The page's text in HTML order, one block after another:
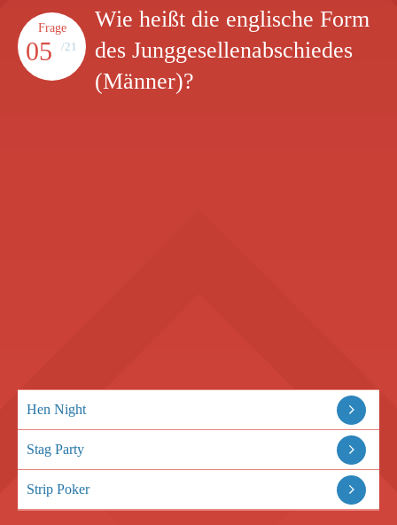
Frage
05 /21
Wie heißt die englische Form
des Junggesellenabschiedes
(Männer)?
Hen Night
Stag Party
Strip Poker